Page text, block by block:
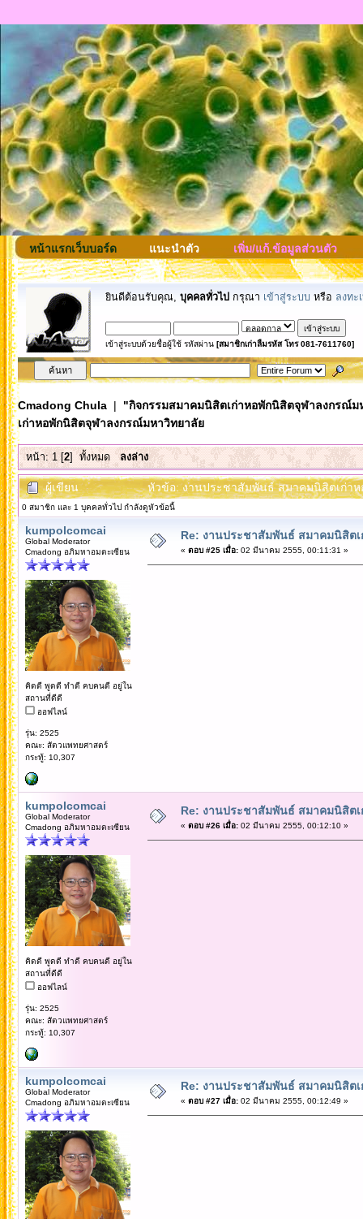
หน้าแรกเว็บบอร์ด แนะนำตัว เพิ่ม/แก้.ข้อมูลส่วนตัว
ยินดีต้อนรับคุณ, บุคคลทั่วไป กรุณา เข้าสู่ระบบ หรือ ลงทะ
เข้าสู่ระบบด้วยชื่อผู้ใช้ รหัสผ่าน [สมาชิกเก่าลืมรหัส โทร 081-7611760]
Cmadong Chula| "กิจกรรมสมาคมนิสิตเก่าหอพักนิสิตจุฬาลงกรณ์ม
เก่าหอพักนิสิตจุฬาลงกรณ์มหาวิทยาลัย
หน้า:1[2]ทั้งหมด ลงล่าง
ผู้เขียน หัวข้อ: งานประชาสัมพันธ์ สมาคมนิสิตเก่า
0 สมาชิก และ 1 บุคคลทั่วไป กำลังดูหัวข้อนี้
kumpolcomcai
Global Moderator
Cmadong อภิมหาอมตะเซียน
คิดดี พูดดี ทำดี คบคนดี อยู่ใน
สถานที่ดีดี
ออฟไลน์
รุ่น: 2525
คณะ: สัตวแพทยศาสตร์
กระทู้: 10,307
Re: งานประชาสัมพันธ์ สมาคมนิสิต
« ตอบ #25 เมื่อ:02 มีนาคม 2555, 00:11:31 »
kumpolcomcai
Global Moderator
Cmadong อภิมหาอมตะเซียน
คิดดี พูดดี ทำดี คบคนดี อยู่ใน
สถานที่ดีดี
ออฟไลน์
รุ่น: 2525
คณะ: สัตวแพทยศาสตร์
กระทู้: 10,307
Re: งานประชาสัมพันธ์ สมาคมนิสิต
« ตอบ #26 เมื่อ:02 มีนาคม 2555, 00:12:10 »
kumpolcomcai
Global Moderator
Cmadong อภิมหาอมตะเซียน
Re: งานประชาสัมพันธ์ สมาคมนิสิต
« ตอบ #27 เมื่อ:02 มีนาคม 2555, 00:12:49 »